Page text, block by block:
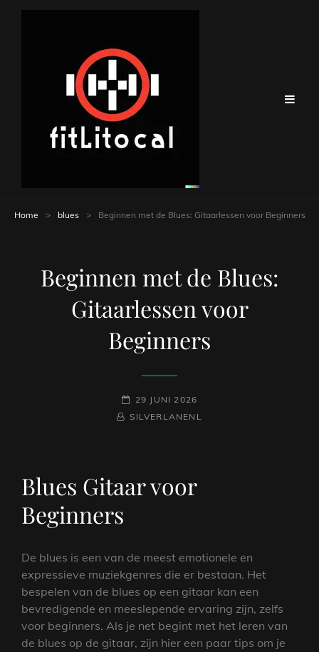
Home > blues > Beginnen met de Blues: Gitaarlessen voor Beginners
Beginnen met de Blues:
Gitaarlessen voor
Beginners
GEPLAATST
OP
29 JUNI 2026
NAAMREGEL
BYLINE
SILVERLANENL
Blues Gitaar voor
Beginners
De blues is een van de meest emotionele en
expressieve muziekgenres die er bestaan. Het
bespelen van de blues op een gitaar kan een
bevredigende en meeslepende ervaring zijn, zelfs
voor beginners. Als je net begint met het leren van
de blues op de gitaar, zijn hier een paar tips om je